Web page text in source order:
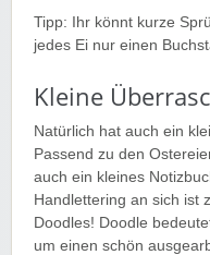
Tipp: Ihr könnt kurze
jedes Ei nur einen
Kleine
Natürlich hat auch ein
Passend zu den
auch ein kleines
Handlettering an sich ist
Doodles! Doodle
um einen schön